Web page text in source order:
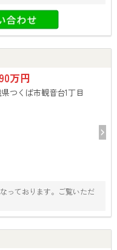
万円
つくば市観音台1丁目
っております。ご覧いただ